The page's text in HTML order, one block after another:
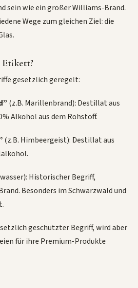
sein wie ein großer Williams-Brand.
Wege zum gleichen Ziel: die
Etikett?
gesetzlich geregelt:
(z.B. Marillenbrand): Destillat aus
Alkohol aus dem Rohstoff.
(z.B. Himbeergeist): Destillat aus
Historischer Begriff,
Besonders im Schwarzwald und
geschützter Begriff, wird aber
für ihre Premium-Produkte